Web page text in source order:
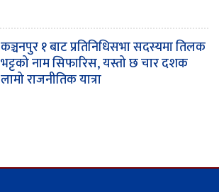
कञ्चनपुर १ बाट प्रतिनिधिसभा सदस्यमा तिलक
भट्टको नाम सिफारिस, यस्तो छ चार दशक
लामो राजनीतिक यात्रा